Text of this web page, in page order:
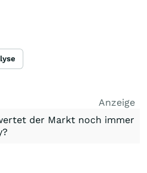
Anzeige
der Markt noch immer